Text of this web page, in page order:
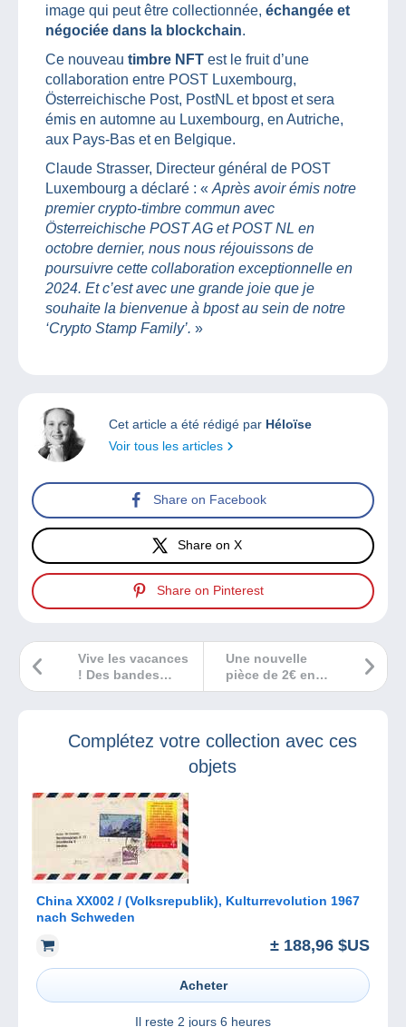
image qui peut être collectionnée, échangée et
négociée dans la blockchain.
Ce nouveau timbre NFT est le fruit d’une
collaboration entre POST Luxembourg,
Österreichische Post, PostNL et bpost et sera
émis en automne au Luxembourg, en Autriche,
aux Pays-Bas et en Belgique.
Claude Strasser, Directeur général de POST
Luxembourg a déclaré : « Après avoir émis notre
premier crypto-timbre commun avec
Österreichische POST AG et POST NL en
octobre dernier, nous nous réjouissons de
poursuivre cette collaboration exceptionnelle en
2024. Et c’est avec une grande joie que je
souhaite la bienvenue à bpost au sein de notre
‘Crypto Stamp Family’. »
Cet article a été rédigé par Héloïse
Voir tous les articles
Share on Facebook
Share on X
Share on Pinterest
Une nouvelle
pièce de 2€ en
circulation à
et Paralympiques
Vive les vacances
! Des bandes
dessinées pour
Complétez votre collection avec ces
objets
China XX002 / (Volksrepublik), Kulturrevolution 1967
nach Schweden
± 188,96 $US
Acheter
Il reste 2 jours 6 heures